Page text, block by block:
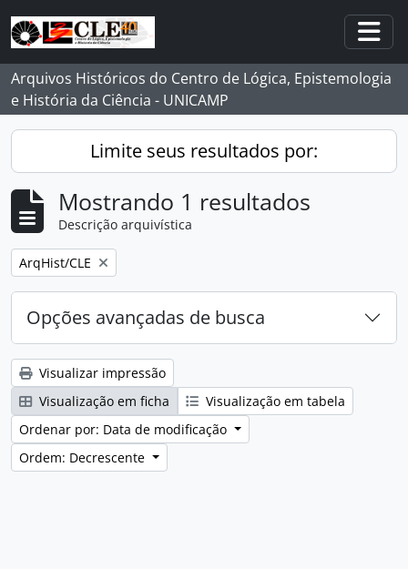
Skip to main content
Arquivos Históricos do Centro de Lógica, Epistemologia
e História da Ciência - UNICAMP
Limite seus resultados por:
Mostrando 1 resultados
Descrição arquivística
Remover filtro:
ArqHist/CLE
Opções avançadas de busca
Visualizar impressão
Visualização em ficha
Visualização em tabela
Ordenar por: Data de modificação
Ordem: Decrescente